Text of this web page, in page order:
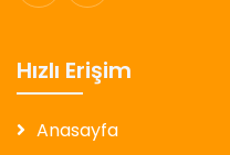
Hızlı Erişim
Anasayfa